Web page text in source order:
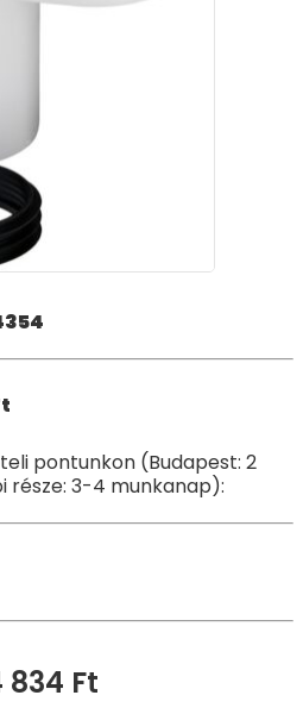
pontunkon (Budapest: 2
része: 3-4 munkanap):
834 Ft